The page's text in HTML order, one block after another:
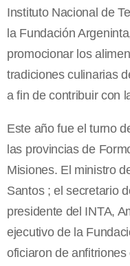
Instituto Nacional de
la Fundación
promocionar los
tradiciones culinarias
a fin de contribuir con
Este año fue el turno
las provincias de
Misiones. El ministro
Santos ; el secretario
presidente del INTA,
ejecutivo de la
oficiaron de